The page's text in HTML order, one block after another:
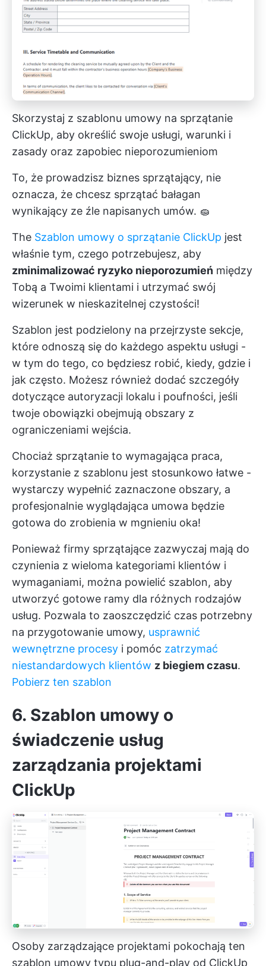
Skorzystaj z szablonu umowy na sprzątanie
ClickUp, aby określić swoje usługi, warunki i
zasady oraz zapobiec nieporozumieniom
To, że prowadzisz biznes sprzątający, nie
oznacza, że chcesz sprzątać bałagan
wynikający ze źle napisanych umów. 🧽
The Szablon umowy o sprzątanie ClickUp jest
właśnie tym, czego potrzebujesz, aby
zminimalizować ryzyko nieporozumień między
Tobą a Twoimi klientami i utrzymać swój
wizerunek w nieskazitelnej czystości!
Szablon jest podzielony na przejrzyste sekcje,
które odnoszą się do każdego aspektu usługi -
w tym do tego, co będziesz robić, kiedy, gdzie i
jak często. Możesz również dodać szczegóły
dotyczące autoryzacji lokalu i poufności, jeśli
twoje obowiązki obejmują obszary z
ograniczeniami wejścia.
Chociaż sprzątanie to wymagająca praca,
korzystanie z szablonu jest stosunkowo łatwe -
wystarczy wypełnić zaznaczone obszary, a
profesjonalnie wyglądająca umowa będzie
gotowa do zrobienia w mgnieniu oka!
Ponieważ firmy sprzątające zazwyczaj mają do
czynienia z wieloma kategoriami klientów i
wymaganiami, można powielić szablon, aby
utworzyć gotowe ramy dla różnych rodzajów
usług. Pozwala to zaoszczędzić czas potrzebny
na przygotowanie umowy, usprawnić
wewnętrzne procesy i pomóc zatrzymać
niestandardowych klientów z biegiem czasu.
Pobierz ten szablon
6. Szablon umowy o
świadczenie usług
zarządzania projektami
ClickUp
Osoby zarządzające projektami pokochają ten
szablon umowy typu plug-and-play od ClickUp